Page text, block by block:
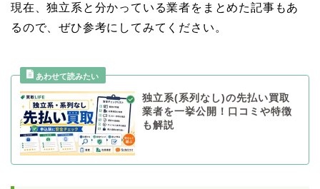
現在、独立系と分かっている業者をまとめた記事もあ
るので、ぜひ参考にしてみてください。
独立系(系列なし)の先払い買取
業者を一挙公開！口コミや特徴
も解説